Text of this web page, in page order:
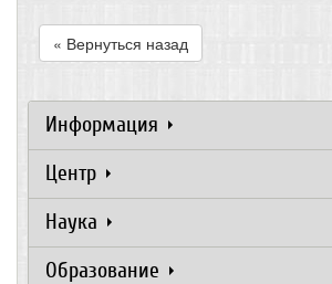
« Вернуться назад
Информация
Центр
Наука
Образование